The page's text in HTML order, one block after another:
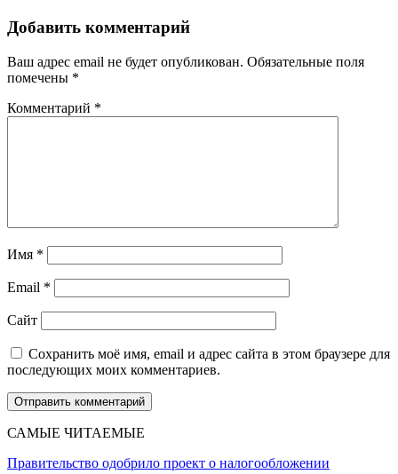
Добавить комментарий
Ваш адрес email не будет опубликован. Обязательные поля
помечены *
Комментарий *
Имя *
Email *
Сайт
Сохранить моё имя, email и адрес сайта в этом браузере для
последующих моих комментариев.
САМЫЕ ЧИТАЕМЫЕ
Правительство одобрило проект о налогообложении